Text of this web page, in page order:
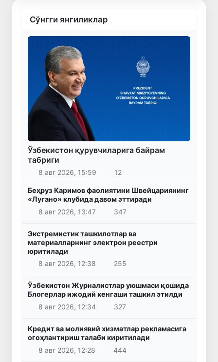
Сўнгги янгиликлар
Ўзбекистон қурувчиларига байрам
табриги
8 авг 2026, 15:59 12
Беҳруз Каримов фаолиятини Швейцариянинг
«Лугано» клубида давом эттиради
8 авг 2026, 13:47
347
Экстремистик ташкилотлар ва
материалларнинг электрон реестри
юритилади
8 авг 2026, 12:38
255
Ўзбекистон Журналистлар уюшмаси қошида
Блогерлар ижодий кенгаши ташкил этилди
8 авг 2026, 12:34
327
Кредит ва молиявий хизматлар рекламасига
огоҳлантириш талаби киритилади
8 авг 2026, 12:28
444